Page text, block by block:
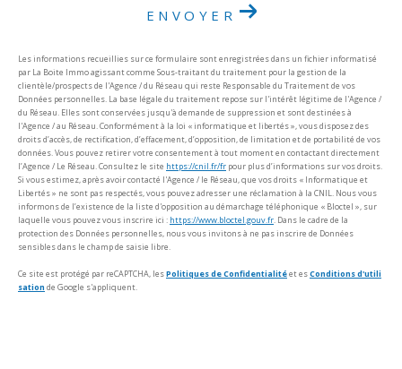
ENVOYER
Les informations recueillies sur ce formulaire sont enregistrées dans un fichier informatisé
par La Boite Immo agissant comme Sous-traitant du traitement pour la gestion de la
clientèle/prospects de l'Agence / du Réseau qui reste Responsable du Traitement de vos
Données personnelles. La base légale du traitement repose sur l'intérêt légitime de l'Agence /
du Réseau. Elles sont conservées jusqu'à demande de suppression et sont destinées à
l'Agence / au Réseau. Conformément à la loi « informatique et libertés », vous disposez des
droits d’accès, de rectification, d’effacement, d’opposition, de limitation et de portabilité de vos
données. Vous pouvez retirer votre consentement à tout moment en contactant directement
l’Agence / Le Réseau. Consultez le site https://cnil.fr/fr pour plus d’informations sur vos droits.
Si vous estimez, après avoir contacté l'Agence / le Réseau, que vos droits « Informatique et
Libertés » ne sont pas respectés, vous pouvez adresser une réclamation à la CNIL. Nous vous
informons de l’existence de la liste d'opposition au démarchage téléphonique « Bloctel », sur
laquelle vous pouvez vous inscrire ici : https://www.bloctel.gouv.fr. Dans le cadre de la
protection des Données personnelles, nous vous invitons à ne pas inscrire de Données
sensibles dans le champ de saisie libre.
Ce site est protégé par reCAPTCHA, lesPolitiques de Confidentialitéet esConditions d'utili
sation de Google s'appliquent.